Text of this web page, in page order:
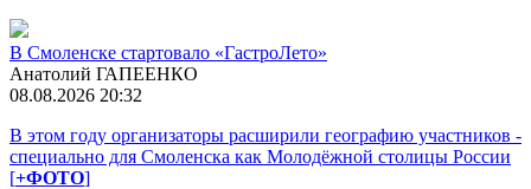
В Смоленске стартовало «ГастроЛето»
Анатолий ГАПЕЕНКО
08.08.2026 20:32
В этом году организаторы расширили географию участников -
специально для Смоленска как Молодёжной столицы России
[+ФОТО]